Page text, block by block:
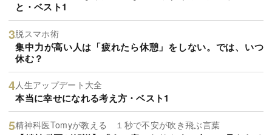
と・ベスト1
脱スマホ術
集中力が高い人は「疲れたら休憩」をしない。では、いつ
休む？
人生アップデート大全
本当に幸せになれる考え方・ベスト1
精神科医Tomyが教える １秒で不安が吹き飛ぶ言葉